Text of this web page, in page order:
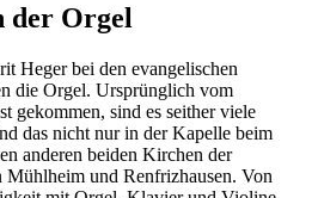
der Orgel
Heger bei den evangelischen
die Orgel. Ursprünglich vom
gekommen, sind es seither viele
das nicht nur in der Kapelle beim
anderen beiden Kirchen der
Mühlheim und Renfrizhausen. Von